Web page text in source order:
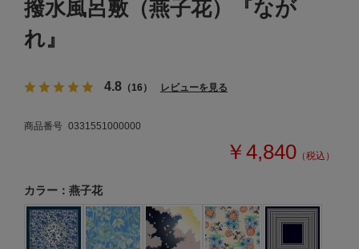
撥水風呂敷（燕子花）『なが
れ』
4.8 （16） レビューを見る
商品番号 0331551000000
￥4,840 （税込）
カラー：燕子花